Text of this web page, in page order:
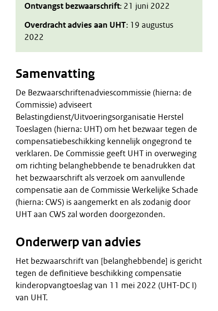
Ontvangst bezwaarschrift: 21 juni 2022
Overdracht advies aan UHT: 19 augustus
2022
Samenvatting
De Bezwaarschriftenadviescommissie (hierna: de
Commissie) adviseert
Belastingdienst/Uitvoeringsorganisatie Herstel
Toeslagen (hierna: UHT) om het bezwaar tegen de
compensatiebeschikking kennelijk ongegrond te
verklaren. De Commissie geeft UHT in overweging
om richting belanghebbende te benadrukken dat
het bezwaarschrift als verzoek om aanvullende
compensatie aan de Commissie Werkelijke Schade
(hierna: CWS) is aangemerkt en als zodanig door
UHT aan CWS zal worden doorgezonden.
Onderwerp van advies
Het bezwaarschrift van [belanghebbende] is gericht
tegen de definitieve beschikking compensatie
kinderopvangtoeslag van 11 mei 2022 (UHT-DC I)
van UHT.